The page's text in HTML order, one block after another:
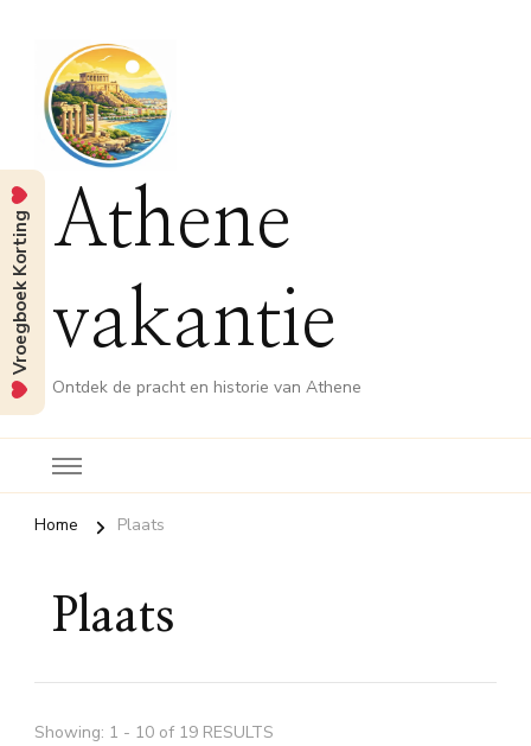
Athene
vakantie
Ontdek de pracht en historie van Athene
Home Plaats
Plaats
Showing: 1 - 10 of 19 RESULTS
Vroegboek Korting